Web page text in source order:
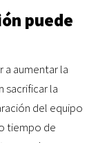
puede
a aumentar la
sacrificar la
del equipo
tiempo de